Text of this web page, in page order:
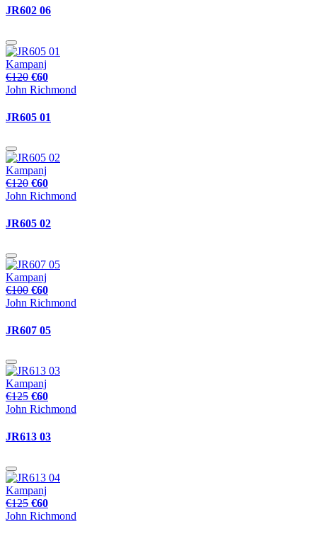
JR602 06
Kampanj
€120 €60
John Richmond
JR605 01
Kampanj
€120 €60
John Richmond
JR605 02
Kampanj
€100 €60
John Richmond
JR607 05
Kampanj
€125 €60
John Richmond
JR613 03
Kampanj
€125 €60
John Richmond